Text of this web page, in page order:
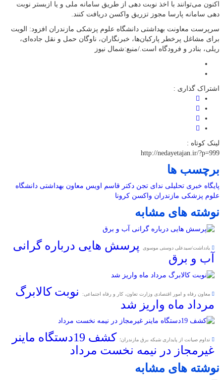
اکنون می‌توانند با اخذ نوبت دهی از طریق سامانه ملی و یا ازبستر نوبت
دهی سامانه پارسا مجوز تزریق واکسن دریافت کنند.
سرپرست معاونت بهداشتی دانشگاه علوم پزشکی مازندران افزود: الویت
برای مشاغل پرخطر پارکبان‌ها، خبرنگاران، ناوگان حمل و نقل جاده‌ای،
ریلی، بنادر و فرودگاه است./منبع:شمال نیوز
اشتراک گذاری :
لینک کوتاه :
http://nedayetajan.ir/?p=999
برچسب ها
پایگاه خبری تحلیلی ندای تجن دکتر قاسم اویس معاون بهداشتی دانشگاه
علوم پزشکی مازندران واکسن کرونا
نوشته های مشابه
یادداشت/سیدعلی دوستی موسوی
پرسش هایی درباره گرانی
آب و برق
معاون رفاه و امور اقتصادی وزارت تعاون، کار و رفاه اجتماعی:
نوبت کالابرگ
مرداد ماه واریز شد
تداوم صیانت از پایداری شبکه برق مازندران؛
کشف 19دستگاه ماینر
غیرمجاز در نیمه نخست مرداد
نوشته های مشابه